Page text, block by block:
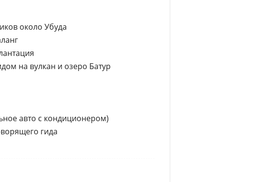
около Убуда
на вулкан и озеро Батур
авто с кондиционером)
гида